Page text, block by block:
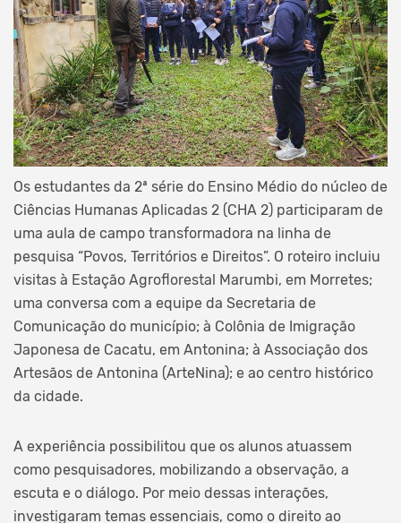
Os estudantes da 2ª série do Ensino Médio do núcleo de
Ciências Humanas Aplicadas 2 (CHA 2) participaram de
uma aula de campo transformadora na linha de
pesquisa “Povos, Territórios e Direitos”. O roteiro incluiu
visitas à Estação Agroflorestal Marumbi, em Morretes;
uma conversa com a equipe da Secretaria de
Comunicação do município; à Colônia de Imigração
Japonesa de Cacatu, em Antonina; à Associação dos
Artesãos de Antonina (ArteNina); e ao centro histórico
da cidade.
A experiência possibilitou que os alunos atuassem
como pesquisadores, mobilizando a observação, a
escuta e o diálogo. Por meio dessas interações,
investigaram temas essenciais, como o direito ao